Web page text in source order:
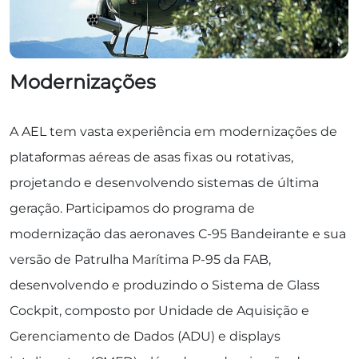
Modernizações
A AEL tem vasta experiência em modernizações de
plataformas aéreas de asas fixas ou rotativas,
projetando e desenvolvendo sistemas de última
geração. Participamos do programa de
modernização das aeronaves C-95 Bandeirante e sua
versão de Patrulha Marítima P-95 da FAB,
desenvolvendo e produzindo o Sistema de Glass
Cockpit, composto por Unidade de Aquisição e
Gerenciamento de Dados (ADU) e displays